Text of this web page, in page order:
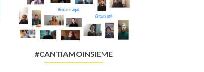
#CANTIAMOINSIEME